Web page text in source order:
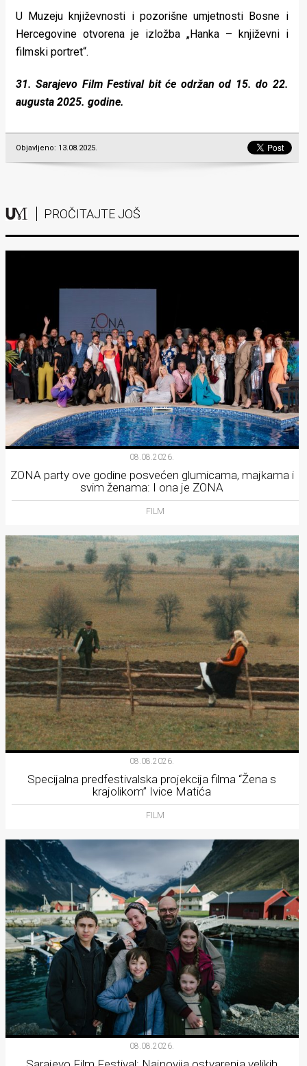
U Muzeju književnosti i pozorišne umjetnosti Bosne i
Hercegovine otvorena je izložba „Hanka – književni i
filmski portret“.
31. Sarajevo Film Festival bit će održan od 15. do 22.
augusta 2025. godine.
Objavljeno: 13.08.2025.
PROČITAJTE JOŠ
08.08.2026.
ZONA party ove godine posvećen glumicama, majkama i
svim ženama: I ona je ZONA
FILM
08.08.2026.
Specijalna predfestivalska projekcija filma “Žena s
krajolikom” Ivice Matića
FILM
08.08.2026.